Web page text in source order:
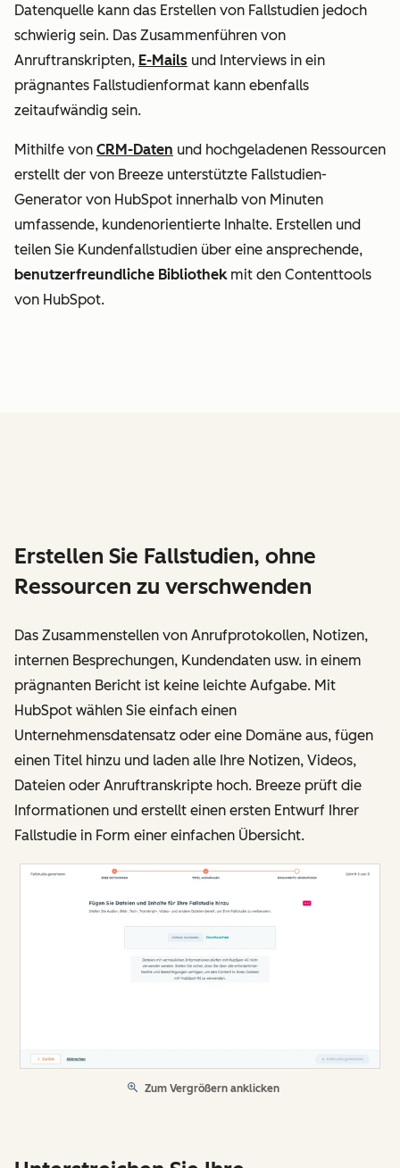
Datenquelle kann das Erstellen von Fallstudien jedoch
schwierig sein. Das Zusammenführen von
Anruftranskripten, E-Mails und Interviews in ein
prägnantes Fallstudienformat kann ebenfalls
zeitaufwändig sein.
Mithilfe von CRM-Daten und hochgeladenen Ressourcen
erstellt der von Breeze unterstützte Fallstudien-
Generator von HubSpot innerhalb von Minuten
umfassende, kundenorientierte Inhalte. Erstellen und
teilen Sie Kundenfallstudien über eine ansprechende,
benutzerfreundliche Bibliothekmit den Contenttools
von HubSpot.
Erstellen Sie Fallstudien, ohne
Ressourcen zu verschwenden
Das Zusammenstellen von Anrufprotokollen, Notizen,
internen Besprechungen, Kundendaten usw. in einem
prägnanten Bericht ist keine leichte Aufgabe. Mit
HubSpot wählen Sie einfach einen
Unternehmensdatensatz oder eine Domäne aus, fügen
einen Titel hinzu und laden alle Ihre Notizen, Videos,
Dateien oder Anruftranskripte hoch. Breeze prüft die
Informationen und erstellt einen ersten Entwurf Ihrer
Fallstudie in Form einer einfachen Übersicht.
Zum Vergrößern anklicken